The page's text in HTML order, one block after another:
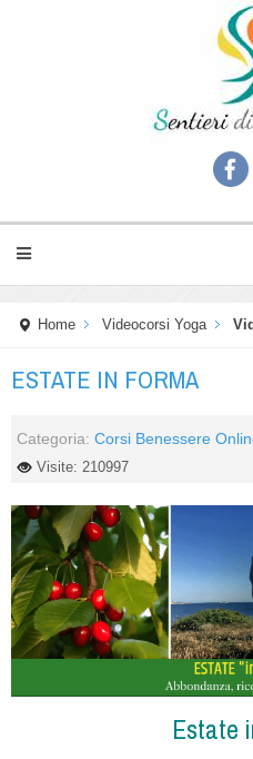
Home Videocorsi Yoga
ESTATE IN FORMA
Categoria: Corsi Benessere
Visite: 210997
Estate